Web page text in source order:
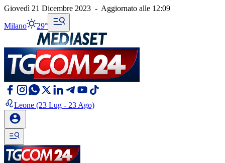
Giovedì 21 Dicembre 2023 - Aggiornato alle 12:09
Milano 29°
Leone (23 Lug - 23 Ago)